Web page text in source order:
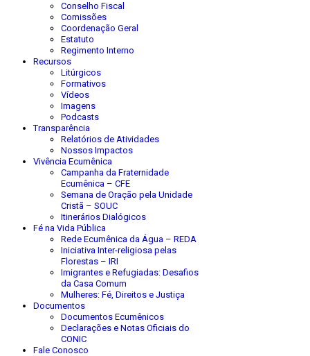
Conselho Fiscal
Comissões
Coordenação Geral
Estatuto
Regimento Interno
Recursos
Litúrgicos
Formativos
Vídeos
Imagens
Podcasts
Transparência
Relatórios de Atividades
Nossos Impactos
Vivência Ecumênica
Campanha da Fraternidade
Ecumênica – CFE
Semana de Oração pela Unidade
Cristã – SOUC
Itinerários Dialógicos
Fé na Vida Pública
Rede Ecumênica da Água – REDA
Iniciativa Inter-religiosa pelas
Florestas – IRI
Imigrantes e Refugiadas: Desafios
da Casa Comum
Mulheres: Fé, Direitos e Justiça
Documentos
Documentos Ecumênicos
Declarações e Notas Oficiais do
CONIC
Fale Conosco